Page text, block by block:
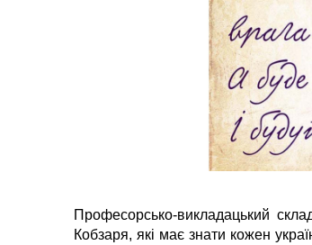
Професорсько-викладацький
Кобзаря, які має знати кожен